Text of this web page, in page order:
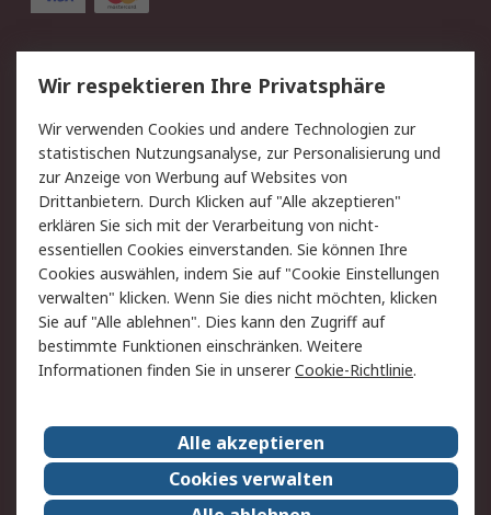
Service
Value Added Services
Lieferlösungen
Rücksendung/Entsorgung Kontakt
Hilfe
Rechtliches
RS Verkaufs- und
Lieferbedingungen
Datenschutz
Cookie-Richtlinie
Zahlungsbedingungen
Impressum
Webseite Konditionen
RS weltweit
Karriere bei RS
Nachhaltigkeit
Qualität/Zertifikate
Presse-Center
Wir respektieren Ihre Privatsphäre
Wir verwenden Cookies und andere Technologien zur
statistischen Nutzungsanalyse, zur Personalisierung und
zur Anzeige von Werbung auf Websites von
Drittanbietern. Durch Klicken auf "Alle akzeptieren"
erklären Sie sich mit der Verarbeitung von nicht-
essentiellen Cookies einverstanden. Sie können Ihre
Cookies auswählen, indem Sie auf "Cookie Einstellungen
verwalten" klicken. Wenn Sie dies nicht möchten, klicken
Sie auf "Alle ablehnen". Dies kann den Zugriff auf
bestimmte Funktionen einschränken. Weitere
Informationen finden Sie in unsererCookie-Richtlinie.
Alle akzeptieren
Cookies verwalten